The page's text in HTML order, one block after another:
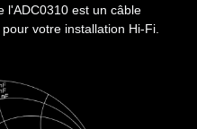
l'ADC0310 est un câble
votre installation Hi-Fi.